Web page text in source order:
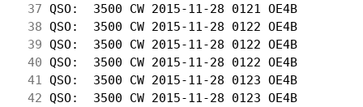
37 QSO:  3500 CW 2015-11-28 0121 OE4B
38 QSO:  3500 CW 2015-11-28 0122 OE4B
39 QSO:  3500 CW 2015-11-28 0122 OE4B
40 QSO:  3500 CW 2015-11-28 0122 OE4B
41
QSO:  3500 CW 2015-11-28 0123 OE4B
42 QSO:  3500 CW 2015-11-28 0123 OE4B